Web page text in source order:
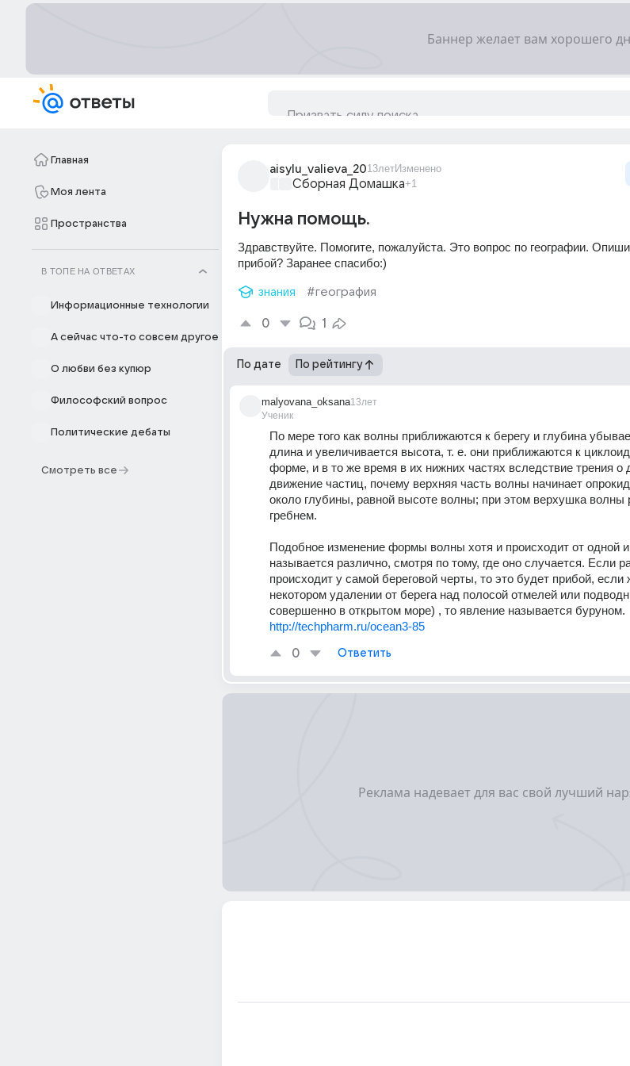
Главная
Моя лента
Пространства
В ТОПЕ НА ОТВЕТАХ
Информационные технологии
А сейчас что-то совсем другое
О любви без купюр
Философский вопрос
Политические дебаты
Смотреть все
aisylu_valieva_2013летИзменено
Сборная Домашка+1
Нужна помощь.
Здравствуйте. Помогите, пожалуйста. Это вопрос по географии.
прибой? Заранее спасибо:)
знания #география
0 1
По дате По рейтингу
malyovana_oksana
Ученик
13лет
По мере того как волны приближаются к берегу и глубина
длина и увеличивается высота, т. е. они приближаются к
форме, и в то же время в их нижних частях вследствие трения о
движение частиц, почему верхняя часть волны начинает
около глубины, равной высоте волны; при этом верхушка волны
гребнем.
Подобное изменение формы волны хотя и происходит от одной
называется различно, смотря по тому, где оно случается. Если
происходит у самой береговой черты, то это будет прибой,
некотором удалении от берега над полосой отмелей или
совершенно в открытом море) , то явление называется буруном.
http://techpharm.ru/ocean3-85
0 Ответить